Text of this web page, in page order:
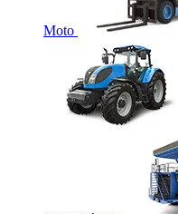
Moto